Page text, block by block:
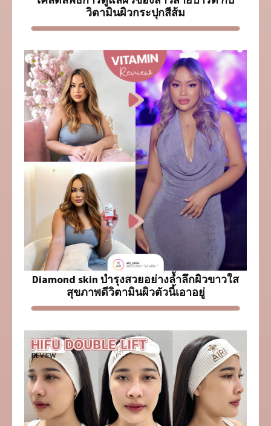
วิตามินผิวกระปุกสีส้ม
Diamond skin บำรุงสวยอย่างล้ำลึกผิวขาวใส
สุขภาพดีวิตามินผิวตัวนี้เอาอยู่